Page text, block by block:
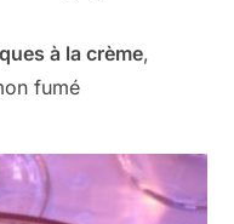
à la crème,
fumé